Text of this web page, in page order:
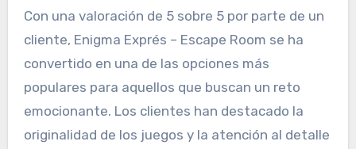
Con una valoración de 5 sobre 5 por parte de un
cliente, Enigma Exprés – Escape Room se ha
convertido en una de las opciones más
populares para aquellos que buscan un reto
emocionante. Los clientes han destacado la
originalidad de los juegos y la atención al detalle